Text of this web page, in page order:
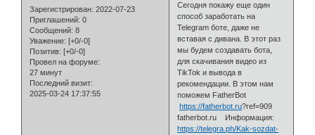
Зарегистрирован: 2022-07-23
Приглашений: 0
Сообщений: 8
Уважение: [+0/-0]
Позитив: [+0/-0]
Провел на форуме:
27 минут
Последний визит:
2025-03-24 17:37:55
Сегодня покажу еще один
способ заработать на
Telegram боте, даже не
вставая с дивана. В этот раз
мы будем создавать бота,
для скачивания видео из
TikTok и вывода в
рекомендации. В этом нам
поможем FatherBot
https://fatherbot.ru?ref=909
fatherbot.ru Информация:
https://telegra.ph/Kak-sozdat-